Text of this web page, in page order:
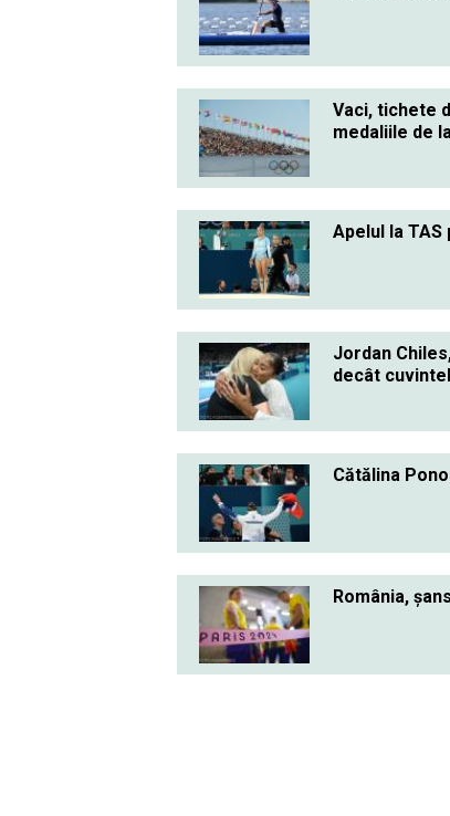
Vaci, tichete
medaliile de
Apelul la
Jordan
decât
Cătălina
România,